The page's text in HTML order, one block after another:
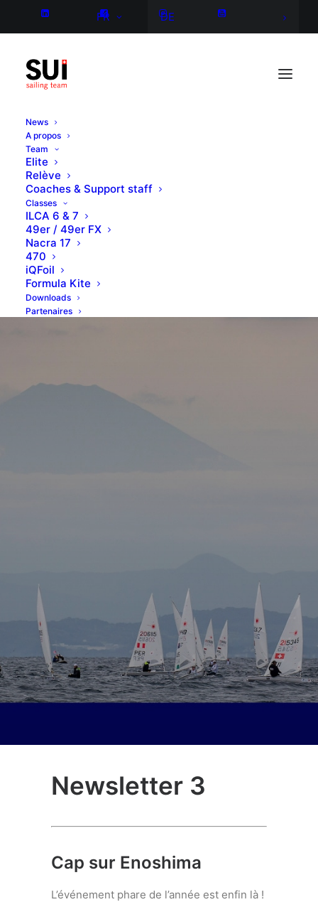
FR DE
News
A propos
Team
Elite
Relève
Coaches & Support staff
Classes
ILCA 6 & 7
49er / 49er FX
Nacra 17
470
iQFoil
Formula Kite
Downloads
Partenaires
Newsletter 3
Cap sur Enoshima
L’événement phare de l’année est enfin là !